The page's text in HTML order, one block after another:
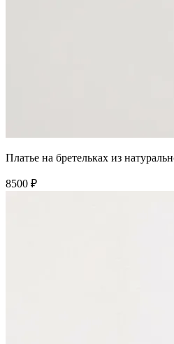
Платье на бретельках из
8500 ₽